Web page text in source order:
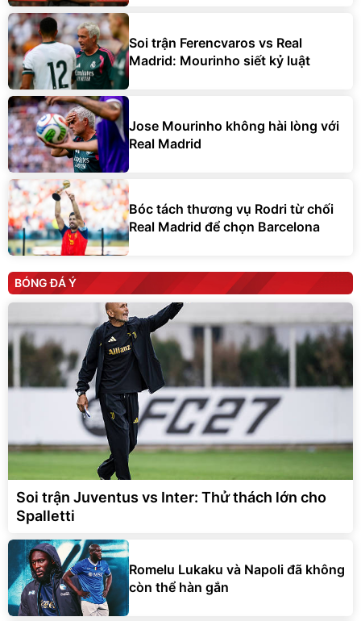
Soi trận Ferencvaros vs Real
Madrid: Mourinho siết kỷ luật
Jose Mourinho không hài lòng với
Real Madrid
Bóc tách thương vụ Rodri từ chối
Real Madrid để chọn Barcelona
BÓNG ĐÁ Ý
Soi trận Juventus vs Inter: Thử thách lớn cho
Spalletti
Romelu Lukaku và Napoli đã không
còn thể hàn gắn